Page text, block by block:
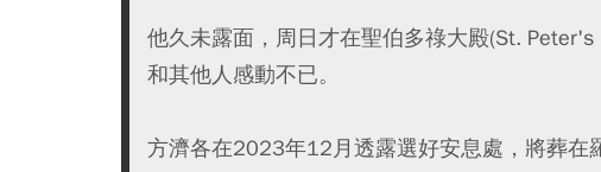
他久未露面，周日才在聖伯多祿大殿(St.
和其他人感動不已。
方濟各在2023年12月透露選好安息處，將葬在